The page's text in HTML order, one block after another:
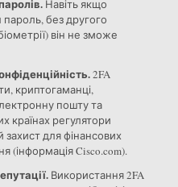
Навіть якщо
без другого
він не зможе
2FA
криптогаманці,
пошту та
країнах регулятори
для фінансових
(інформація Cisco.com).
Використання 2FA